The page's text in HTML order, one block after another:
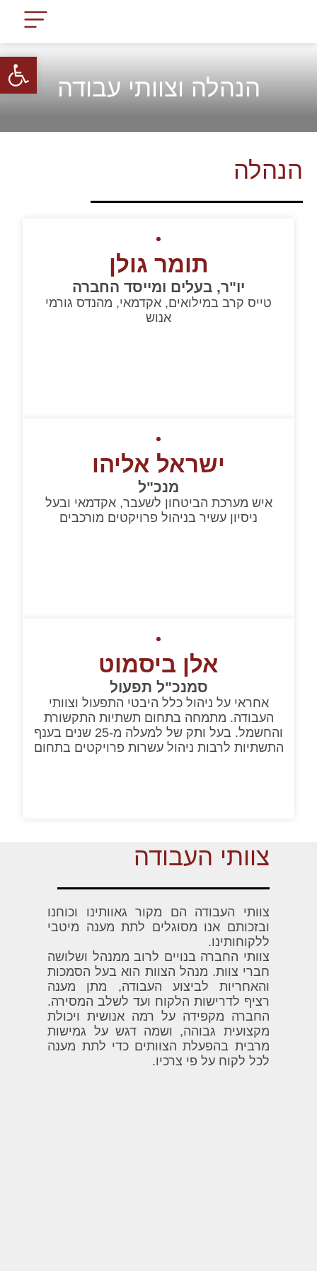
הנהלה וצוותי עבודה
הנהלה
תומר גולן
יו"ר, בעלים ומייסד החברה
טייס קרב במילואים, אקדמאי, מהנדס גורמי
אנוש
ישראל אליהו
מנכ"ל
איש מערכת הביטחון לשעבר, אקדמאי ובעל
ניסיון עשיר בניהול פרויקטים מורכבים
אלן ביסמוט
סמנכ"ל תפעול
אחראי על ניהול כלל היבטי התפעול וצוותי
העבודה. מתמחה בתחום תשתיות התקשורת
והחשמל. בעל ותק של למעלה מ-25 שנים בענף
התשתיות לרבות ניהול עשרות פרויקטים בתחום
צוותי העבודה
צוותי העבודה הם מקור גאוותינו וכוחנו
ובזכותם אנו מסוגלים לתת מענה מיטבי
ללקוחותינו.
צוותי החברה בנויים לרוב ממנהל ושלושה
חברי צוות. מנהל הצוות הוא בעל הסמכות
והאחריות לביצוע העבודה, מתן מענה
רציף לדרישות הלקוח ועד לשלב המסירה.
החברה מקפידה על רמה אנושית ויכולת
מקצועית גבוהה, ושמה דגש על גמישות
מרבית בהפעלת הצוותים כדי לתת מענה
לכל לקוח על פי צרכיו.